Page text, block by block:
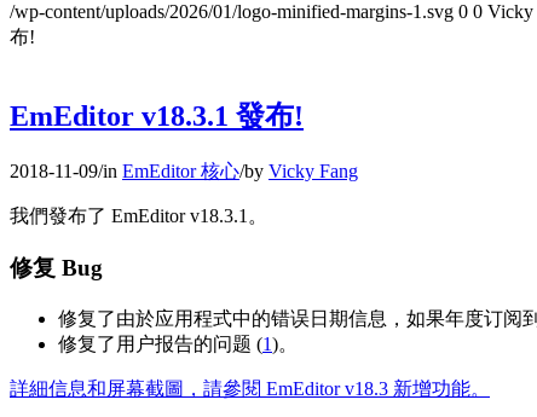
/wp-content/uploads/2026/01/logo-minified-margins-1.svg 0 0 Vicky
布!
EmEditor v18.3.1 發布!
2018-11-09/in EmEditor 核心/by Vicky Fang
我們發布了 EmEditor v18.3.1。
修复 Bug
修复了由於应用程式中的错误日期信息，如果年度订阅
修复了用户报告的问题 (1)。
詳細信息和屏幕截圖，請參閱 EmEditor v18.3 新增功能。